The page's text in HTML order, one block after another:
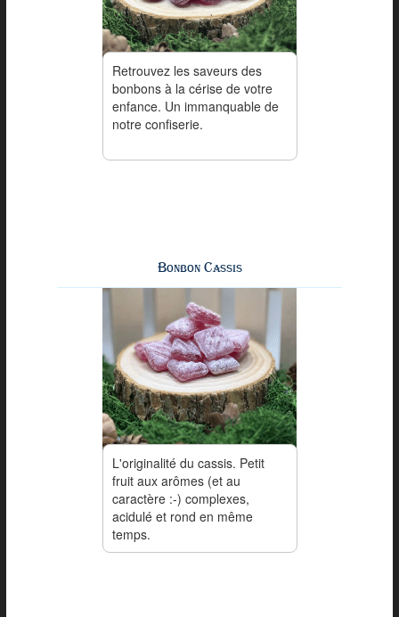
Retrouvez les saveurs des
bonbons à la cérise de votre
enfance. Un immanquable de
notre confiserie.
Bonbon Cassis
L'originalité du cassis. Petit
fruit aux arômes (et au
caractère :-) complexes,
acidulé et rond en même
temps.